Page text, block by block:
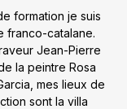
formation je suis
franco-catalane.
Jean-Pierre
la peintre Rosa
, mes lieux de
sont la villa